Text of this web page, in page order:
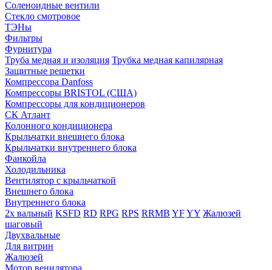
Соленоидные вентили
Стекло смотровое
ТЭНы
Фильтры
Фурнитура
Труба медная и изоляция Трубка медная капилярная
Защитные решетки
Компрессора Danfoss
Компрессоры BRISTOL (США)
Компрессоры для кондиционеров
СК Атлант
Колонного кондиционера
Крыльчатки внешнего блока
Крыльчатки внутреннего блока
Фанкойла
Холодильника
Вентилятор с крыльчаткой
Внешнего блока
Внутреннего блока
2х вальный KSFD RD RPG RPS RRMB YFYY Жалюзей
шаговый
Двухвальные
Для витрин
Жалюзей
Мотор венилятора